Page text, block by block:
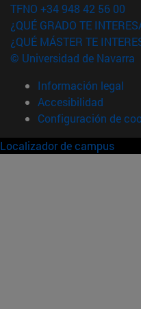
TFNO +34 948 42 56 00
¿QUÉ GRADO TE
¿QUÉ MÁSTER TE
© Universidad de Navarra
Información legal
Accesibilidad
Configuración de
Localizador de campus